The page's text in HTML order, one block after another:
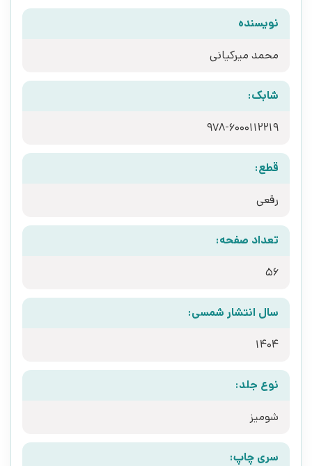
نویسنده
محمد میرکیانی
شابک:
978-6000112219
قطع:
رقعی
تعداد صفحه:
56
سال انتشار شمسی:
1404
نوع جلد:
شومیز
سری چاپ: